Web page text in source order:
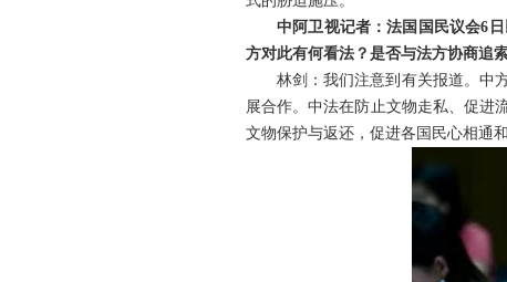
中阿卫视记者：法国国民议会6
方对此有何看法？是否与法方协商追
林剑：我们注意到有关报道。中
展合作。中法在防止文物走私、促进
文物保护与返还，促进各国民心相通